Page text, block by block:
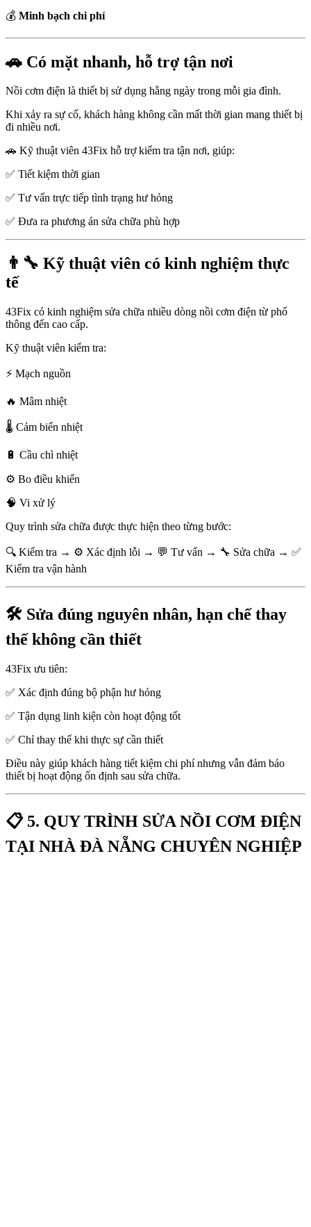
💰 Minh bạch chi phí
🚗 Có mặt nhanh, hỗ trợ tận nơi
Nồi cơm điện là thiết bị sử dụng hằng ngày trong mỗi gia đình.
Khi xảy ra sự cố, khách hàng không cần mất thời gian mang thiết bị
đi nhiều nơi.
🚗 Kỹ thuật viên 43Fix hỗ trợ kiểm tra tận nơi, giúp:
✅ Tiết kiệm thời gian
✅ Tư vấn trực tiếp tình trạng hư hỏng
✅ Đưa ra phương án sửa chữa phù hợp
👨‍🔧 Kỹ thuật viên có kinh nghiệm thực
tế
43Fix có kinh nghiệm sửa chữa nhiều dòng nồi cơm điện từ phổ
thông đến cao cấp.
Kỹ thuật viên kiểm tra:
⚡ Mạch nguồn
🔥 Mâm nhiệt
🌡️ Cảm biến nhiệt
🔋 Cầu chì nhiệt
⚙️ Bo điều khiển
🧠 Vi xử lý
Quy trình sửa chữa được thực hiện theo từng bước:
🔍 Kiểm tra → ⚙️ Xác định lỗi → 💬 Tư vấn → 🔧 Sửa chữa → ✅
Kiểm tra vận hành
🛠️ Sửa đúng nguyên nhân, hạn chế thay
thế không cần thiết
43Fix ưu tiên:
✅ Xác định đúng bộ phận hư hỏng
✅ Tận dụng linh kiện còn hoạt động tốt
✅ Chỉ thay thế khi thực sự cần thiết
Điều này giúp khách hàng tiết kiệm chi phí nhưng vẫn đảm bảo
thiết bị hoạt động ổn định sau sửa chữa.
📋 5. QUY TRÌNH SỬA NỒI CƠM ĐIỆN
TẠI NHÀ ĐÀ NẴNG CHUYÊN NGHIỆP